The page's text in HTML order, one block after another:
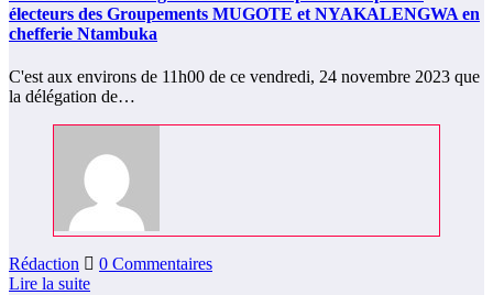
électeurs des Groupements MUGOTE et NYAKALENGWA en
chefferie Ntambuka
C'est aux environs de 11h00 de ce vendredi, 24 novembre 2023 que
la délégation de…
Rédaction
0 Commentaires
Lire la suite